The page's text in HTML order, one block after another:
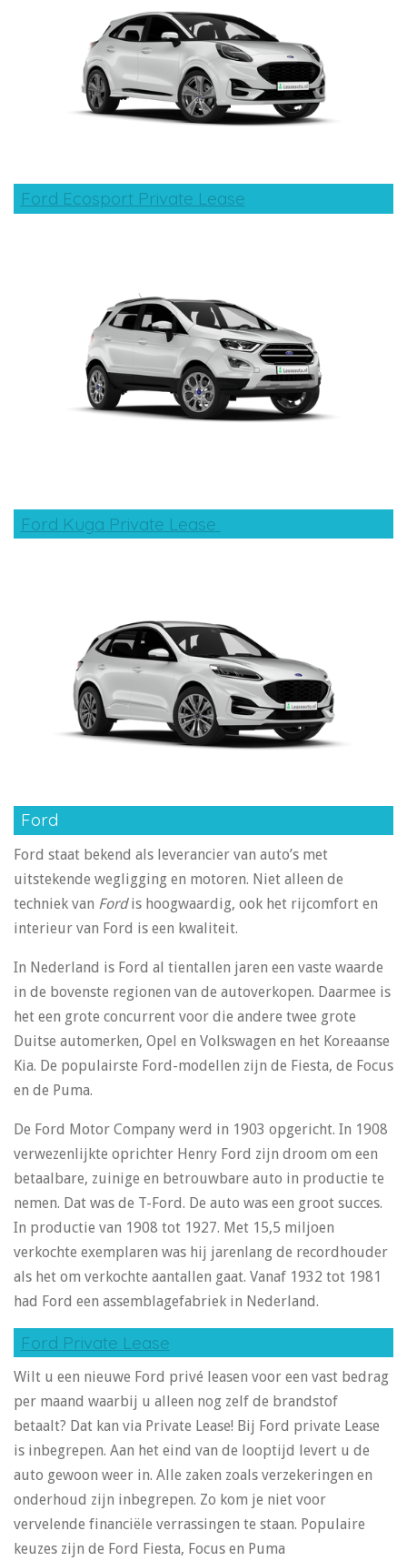
Ford Ecosport Private Lease
Ford Kuga Private Lease
Ford
Ford staat bekend als leverancier van auto’s met
uitstekende wegligging en motoren. Niet alleen de
techniek van Fordis hoogwaardig, ook het rijcomfort en
interieur van Ford is een kwaliteit.
In Nederland is Ford al tientallen jaren een vaste waarde
in de bovenste regionen van de autoverkopen. Daarmee is
het een grote concurrent voor die andere twee grote
Duitse automerken, Opel en Volkswagen en het Koreaanse
Kia. De populairste Ford-modellen zijn de Fiesta, de Focus
en de Puma.
De Ford Motor Company werd in 1903 opgericht. In 1908
verwezenlijkte oprichter Henry Ford zijn droom om een
betaalbare, zuinige en betrouwbare auto in productie te
nemen. Dat was de T-Ford. De auto was een groot succes.
In productie van 1908 tot 1927. Met 15,5 miljoen
verkochte exemplaren was hij jarenlang de recordhouder
als het om verkochte aantallen gaat. Vanaf 1932 tot 1981
had Ford een assemblagefabriek in Nederland.
Ford Private Lease
Wilt u een nieuwe Ford privé leasen voor een vast bedrag
per maand waarbij u alleen nog zelf de brandstof
betaalt? Dat kan via Private Lease! Bij Ford private Lease
is inbegrepen. Aan het eind van de looptijd levert u de
auto gewoon weer in. Alle zaken zoals verzekeringen en
onderhoud zijn inbegrepen. Zo kom je niet voor
vervelende financiële verrassingen te staan. Populaire
keuzes zijn de Ford Fiesta, Focus en Puma